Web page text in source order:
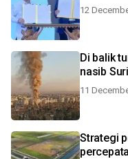
12
Di balik
nasib
11
Strategi